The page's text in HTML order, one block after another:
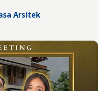
Arsitek